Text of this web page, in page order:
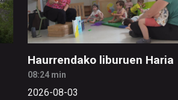
Haurrendako liburuen Haria
08:24 min
2026-08-03